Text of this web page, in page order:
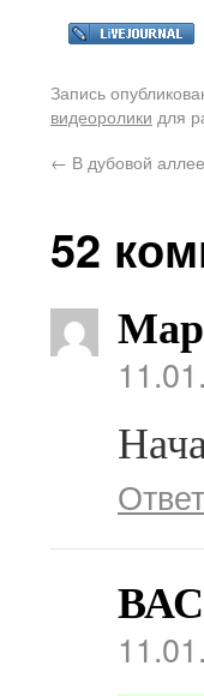
Запись
видеоролики для
← В дубовой
52